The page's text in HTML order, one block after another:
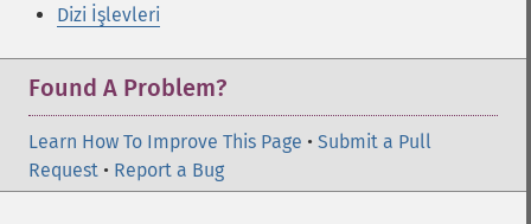
Dizi İşlevleri
Found A Problem?
Learn How To Improve This Page • Submit a Pull
Request • Report a Bug